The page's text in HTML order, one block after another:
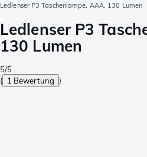
Ledlenser P3 Taschenlampe, AAA, 130 Lumen
Ledlenser P3
130 Lumen
5/5
( 1 Bewertung )